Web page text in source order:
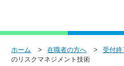
ホーム 在職者の方へ 受付終
のリスクマネジメント技術